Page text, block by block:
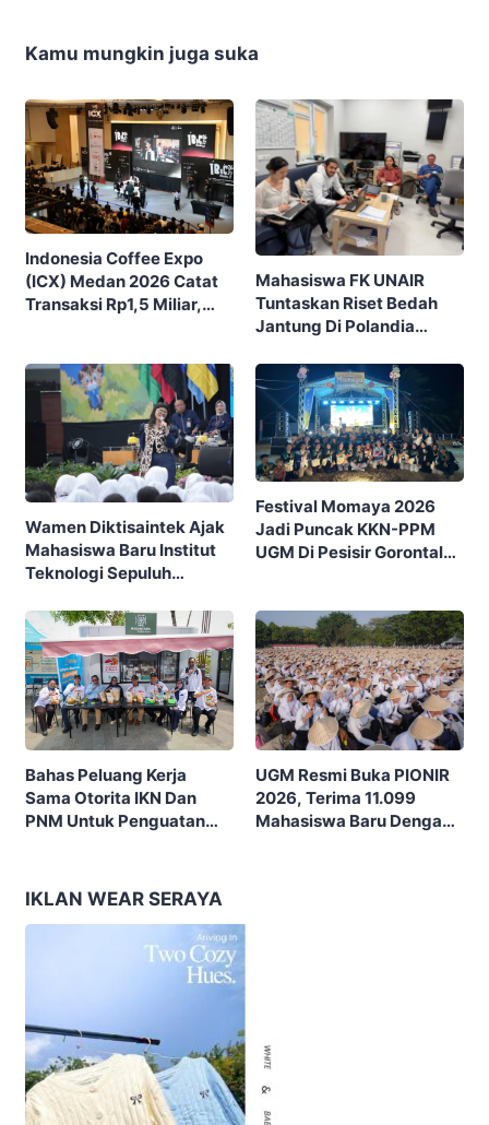
Kamu mungkin juga suka
Indonesia Coffee Expo
(ICX) Medan 2026 Catat
Transaksi Rp1,5 Miliar,
Mahasiswa FK UNAIR
Tuntaskan Riset Bedah
Jantung Di Polandia
SCORE
Wamen Diktisaintek Ajak
Mahasiswa Baru Institut
Teknologi Sepuluh
Kritis Hadapi Euforia AI
Festival Momaya 2026
Jadi Puncak KKN-PPM
UGM Di Pesisir Gorontalo,
Bahas Peluang Kerja
Sama Otorita IKN Dan
PNM Untuk Penguatan
UGM Resmi Buka PIONIR
2026, Terima 11.099
Mahasiswa Baru Dengan
IKLAN WEAR SERAYA